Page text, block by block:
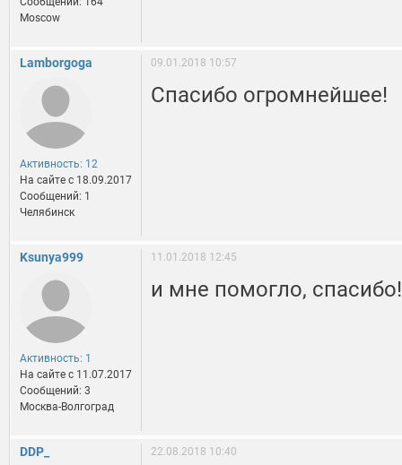
Moscow
Lamborgoga
Активность: 12
На сайте c 18.09.2017
Сообщений: 1
Челябинск
09.01.2018 10:57
Спасибо огромнейшее!
Ksunya999
Активность: 1
На сайте c 11.07.2017
Сообщений: 3
Москва-Волгоград
11.01.2018 12:45
и мне помогло, спасибо!
DDP_ 22.08.2018 10:40